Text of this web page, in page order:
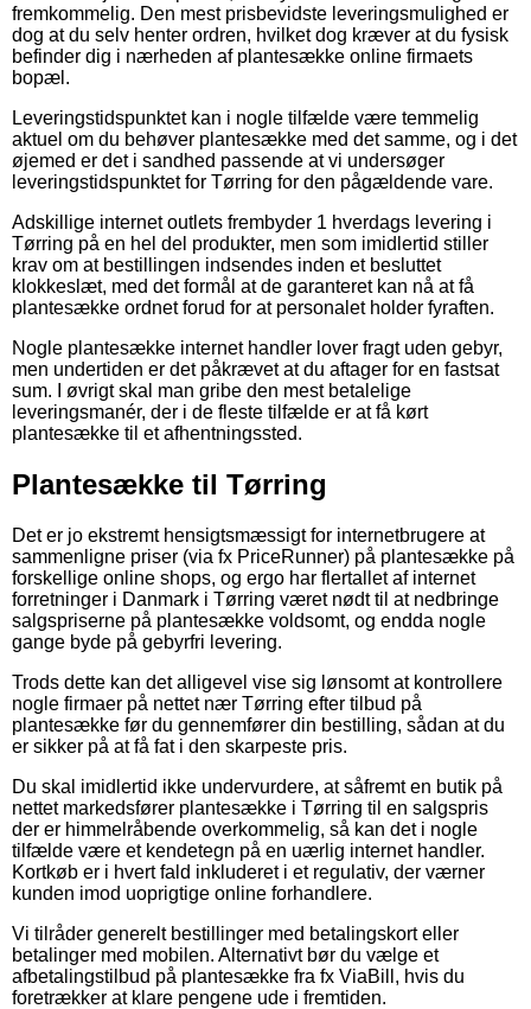
fremkommelig. Den mest prisbevidste leveringsmulighed er
dog at du selv henter ordren, hvilket dog kræver at du fysisk
befinder dig i nærheden af plantesække online firmaets
bopæl.
Leveringstidspunktet kan i nogle tilfælde være temmelig
aktuel om du behøver plantesække med det samme, og i det
øjemed er det i sandhed passende at vi undersøger
leveringstidspunktet for Tørring for den pågældende vare.
Adskillige internet outlets frembyder 1 hverdags levering i
Tørring på en hel del produkter, men som imidlertid stiller
krav om at bestillingen indsendes inden et besluttet
klokkeslæt, med det formål at de garanteret kan nå at få
plantesække ordnet forud for at personalet holder fyraften.
Nogle plantesække internet handler lover fragt uden gebyr,
men undertiden er det påkrævet at du aftager for en fastsat
sum. I øvrigt skal man gribe den mest betalelige
leveringsmanér, der i de fleste tilfælde er at få kørt
plantesække til et afhentningssted.
Plantesække til Tørring
Det er jo ekstremt hensigtsmæssigt for internetbrugere at
sammenligne priser (via fx PriceRunner) på plantesække på
forskellige online shops, og ergo har flertallet af internet
forretninger i Danmark i Tørring været nødt til at nedbringe
salgspriserne på plantesække voldsomt, og endda nogle
gange byde på gebyrfri levering.
Trods dette kan det alligevel vise sig lønsomt at kontrollere
nogle firmaer på nettet nær Tørring efter tilbud på
plantesække før du gennemfører din bestilling, sådan at du
er sikker på at få fat i den skarpeste pris.
Du skal imidlertid ikke undervurdere, at såfremt en butik på
nettet markedsfører plantesække i Tørring til en salgspris
der er himmelråbende overkommelig, så kan det i nogle
tilfælde være et kendetegn på en uærlig internet handler.
Kortkøb er i hvert fald inkluderet i et regulativ, der værner
kunden imod uoprigtige online forhandlere.
Vi tilråder generelt bestillinger med betalingskort eller
betalinger med mobilen. Alternativt bør du vælge et
afbetalingstilbud på plantesække fra fx ViaBill, hvis du
foretrækker at klare pengene ude i fremtiden.